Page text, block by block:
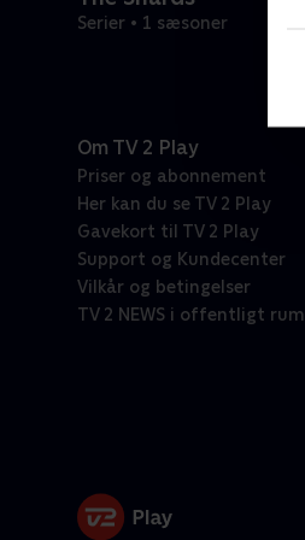
Serier • 1 sæsoner
Om TV 2 Play
Priser og abonnement
Her kan du se TV 2 Play
Gavekort til TV 2 Play
Support og Kundecenter
Vilkår og betingelser
TV 2 NEWS i offentligt rum